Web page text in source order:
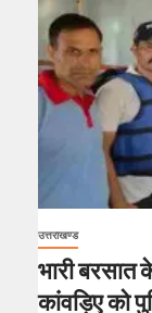
उत्तराखण्ड
भारी बरसात
कांवड़िए को